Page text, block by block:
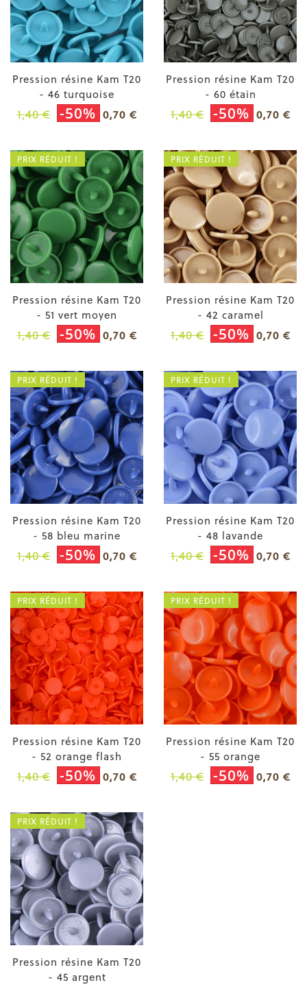
Pression résine Kam T20
- 46 turquoise
1,40 € -50% 0,70 €
Pression résine Kam T20
- 60 étain
1,40 € -50% 0,70 €
Pression résine Kam T20
- 51 vert moyen
1,40 € -50% 0,70 €
PRIX RÉDUIT !
Pression résine Kam T20
- 42 caramel
1,40 € -50% 0,70 €
PRIX RÉDUIT !
Pression résine Kam T20
- 58 bleu marine
1,40 € -50% 0,70 €
PRIX RÉDUIT !
Pression résine Kam T20
- 48 lavande
1,40 € -50% 0,70 €
PRIX RÉDUIT !
Pression résine Kam T20
- 52 orange flash
1,40 € -50% 0,70 €
PRIX RÉDUIT !
Pression résine Kam T20
- 55 orange
1,40 € -50% 0,70 €
PRIX RÉDUIT !
Pression résine Kam T20
- 45 argent
PRIX RÉDUIT !